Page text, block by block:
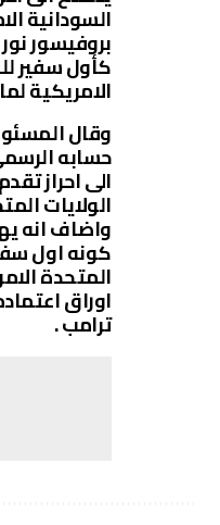
السودانية
بروفيسور
كأول سفير
الامريكية
وقال
حسابه
الى احراز
الولايات
واضاف انه
كونه اول
اوراق
ترامب .